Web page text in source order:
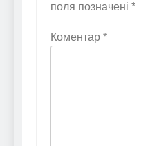
поля позначені *
Коментар *